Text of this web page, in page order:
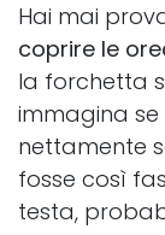
Hai mai
coprire le
la forchetta
immagina se
nettamente
fosse così
testa,